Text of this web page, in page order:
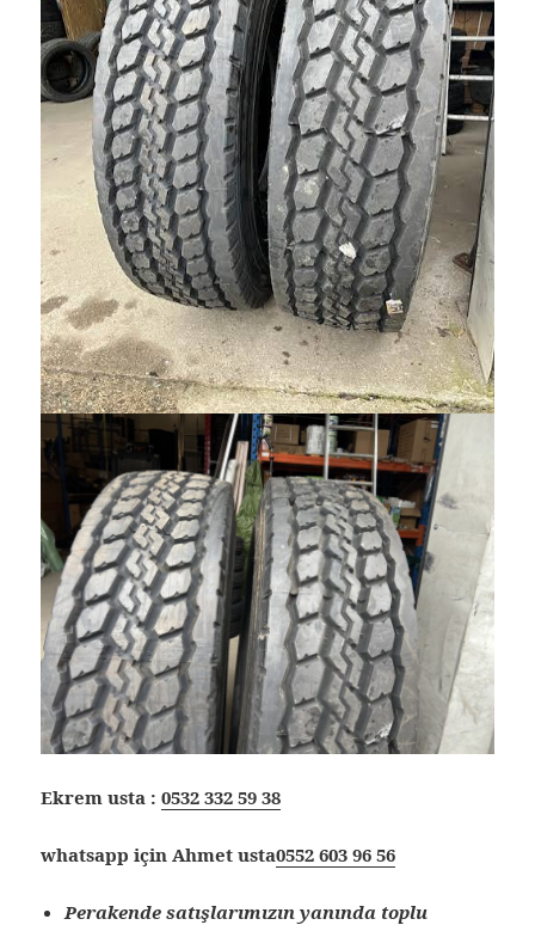
Ekrem usta :0532 332 59 38
whatsapp için Ahmet usta0552 603 96 56
Perakende satışlarımızın yanında toplu